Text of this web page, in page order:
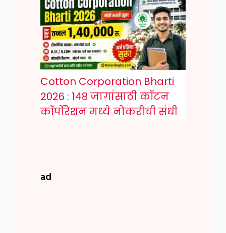
Cotton Corporation Bharti
2026 : १४८ जागांसाठी कॉटन
कॉर्पोरेशन मध्ये नोकरीची संधी
ad